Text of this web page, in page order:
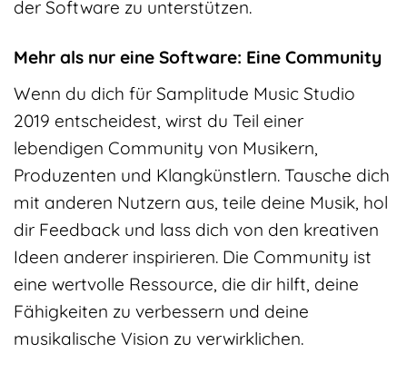
der Software zu unterstützen.
Mehr als nur eine Software: Eine Community
Wenn du dich für Samplitude Music Studio
2019 entscheidest, wirst du Teil einer
lebendigen Community von Musikern,
Produzenten und Klangkünstlern. Tausche dich
mit anderen Nutzern aus, teile deine Musik, hol
dir Feedback und lass dich von den kreativen
Ideen anderer inspirieren. Die Community ist
eine wertvolle Ressource, die dir hilft, deine
Fähigkeiten zu verbessern und deine
musikalische Vision zu verwirklichen.